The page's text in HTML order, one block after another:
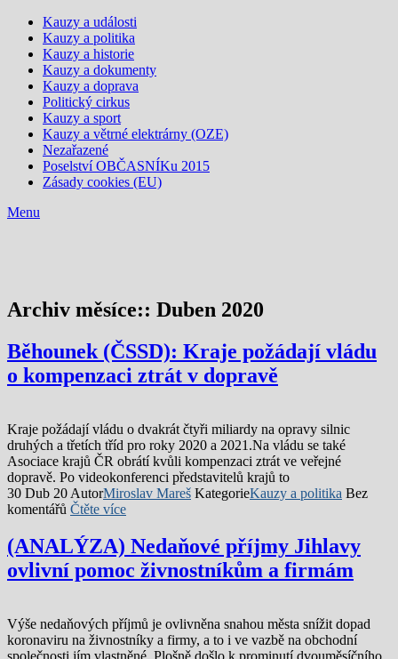
Kauzy a události
Kauzy a politika
Kauzy a historie
Kauzy a dokumenty
Kauzy a doprava
Politický cirkus
Kauzy a sport
Kauzy a větrné elektrárny (OZE)
Nezařazené
Poselství OBČASNÍKu 2015
Zásady cookies (EU)
Menu
Archiv měsíce:: Duben 2020
Běhounek (ČSSD): Kraje požádají vládu
o kompenzaci ztrát v dopravě
Kraje požádají vládu o dvakrát čtyři miliardy na opravy silnic
druhých a třetích tříd pro roky 2020 a 2021.Na vládu se také
Asociace krajů ČR obrátí kvůli kompenzaci ztrát ve veřejné
dopravě. Po videokonferenci představitelů krajů to
30 Dub 20 AutorMiroslav Mareš KategorieKauzy a politika Bez
komentářů Čtěte více
(ANALÝZA) Nedaňové příjmy Jihlavy
ovlivní pomoc živnostníkům a firmám
Výše nedaňových příjmů je ovlivněna snahou města snížit dopad
koronaviru na živnostníky a firmy, a to i ve vazbě na obchodní